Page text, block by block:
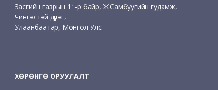
Засгийн газрын 11-р байр, Ж.Самбуугийн гудамж,
Чингэлтэй дүүрэг,
Улаанбаатар, Монгол Улс
ХӨРӨНГӨ ОРУУЛАЛТ